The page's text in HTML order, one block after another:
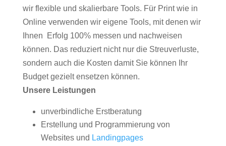
wir flexible und skalierbare Tools. Für Print wie in
Online verwenden wir eigene Tools, mit denen wir
Ihnen Erfolg 100% messen und nachweisen
können. Das reduziert nicht nur die Streuverluste,
sondern auch die Kosten damit Sie können Ihr
Budget gezielt ensetzen können.
Unsere Leistungen
unverbindliche Erstberatung
Erstellung und Programmierung von
Websites und Landingpages